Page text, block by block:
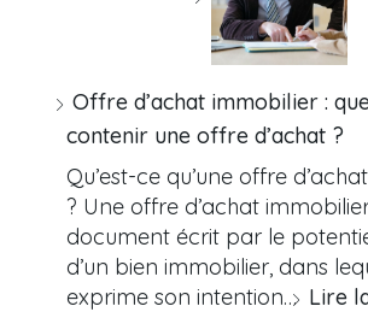
Offre d’achat immobilier :
contenir une offre d’achat ?
Qu’est-ce qu’une offre
? Une offre d’achat
document écrit par le
d’un bien immobilier, dans
exprime son intention… Lire